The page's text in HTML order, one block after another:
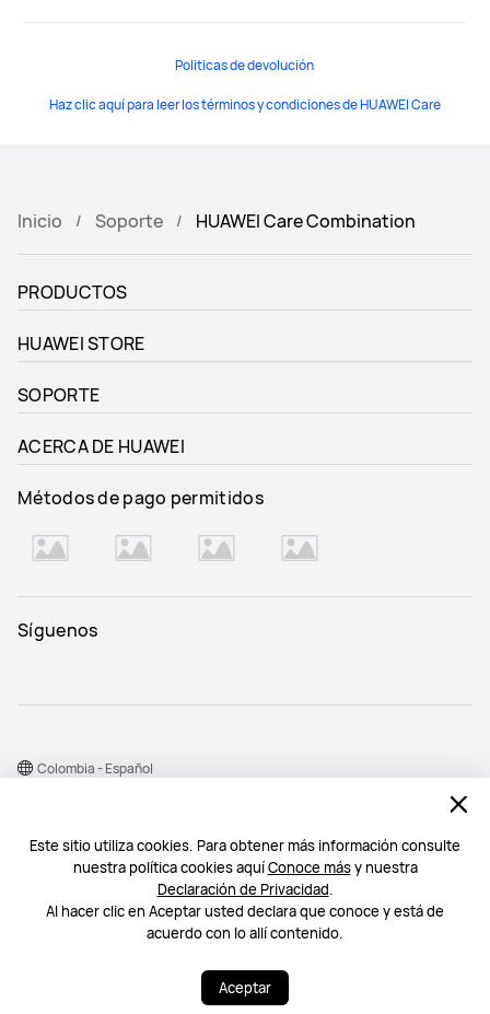
Este sitio utiliza cookies. Para obtener más información consulte
nuestra política cookies aquíConoce másy nuestra
Declaración de Privacidad.
Al hacer clic en Aceptar usted declara que conoce y está de
acuerdo con lo allí contenido.
Aceptar
Politicas de devolución
Haz clic aquí para leer los términos y condiciones de HUAWEI Care
Inicio Soporte HUAWEI Care Combination
PRODUCTOS
HUAWEI STORE
SOPORTE
ACERCA DE HUAWEI
Métodos de pago permitidos
Síguenos
©2026 Huawei Device Co., Ltd. Todos los derechos reservados.
Condiciones de uso
Declaración de privacidad
Colombia - Español